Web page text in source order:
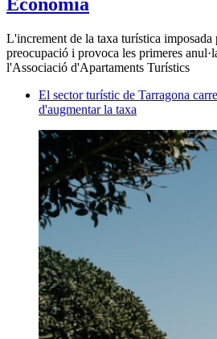
L'increment de la taxa turística imposada
preocupació i provoca les primeres
l'Associació d'Apartaments Turístics
El sector turístic de Tarragona
d'augmentar la taxa